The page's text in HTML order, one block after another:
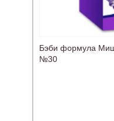
Бэби формула
№30